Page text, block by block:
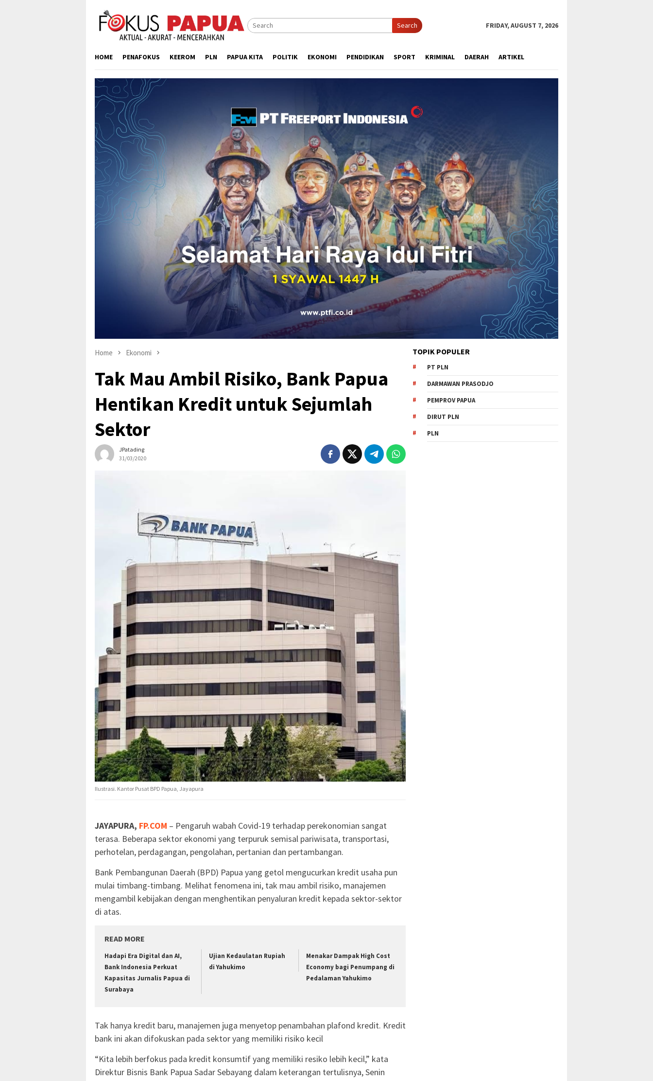
content
Search FRIDAY, AUGUST 7, 2026
HOME PENAFOKUS KEEROM PLN PAPUA KITA POLITIK EKONOMI PENDIDIKAN SPORT KRIMINAL DAERAH ARTIKEL
Home Ekonomi
Tak Mau Ambil Risiko, Bank Papua
Hentikan Kredit untuk Sejumlah
Sektor
JPatading
31/03/2020
Ilustrasi. Kantor Pusat BPD Papua, Jayapura
JAYAPURA, FP.COM – Pengaruh wabah Covid-19 terhadap perekonomian sangat
terasa. Beberapa sektor ekonomi yang terpuruk semisal pariwisata, transportasi,
perhotelan, perdagangan, pengolahan, pertanian dan pertambangan.
Bank Pembangunan Daerah (BPD) Papua yang getol mengucurkan kredit usaha pun
mulai timbang-timbang. Melihat fenomena ini, tak mau ambil risiko, manajemen
mengambil kebijakan dengan menghentikan penyaluran kredit kepada sektor-sektor
di atas.
READ MORE
Hadapi Era Digital dan AI,
Bank Indonesia Perkuat
Kapasitas Jurnalis Papua di
Surabaya
Ujian Kedaulatan Rupiah
di Yahukimo
Menakar Dampak High Cost
Economy bagi Penumpang di
Pedalaman Yahukimo
Tak hanya kredit baru, manajemen juga menyetop penambahan plafond kredit. Kredit
bank ini akan difokuskan pada sektor yang memiliki risiko kecil
“Kita lebih berfokus pada kredit konsumtif yang memiliki resiko lebih kecil,” kata
Direktur Bisnis Bank Papua Sadar Sebayang dalam keterangan tertulisnya, Senin
TOPIK POPULER
PT PLN
DARMAWAN PRASODJO
PEMPROV PAPUA
DIRUT PLN
PLN